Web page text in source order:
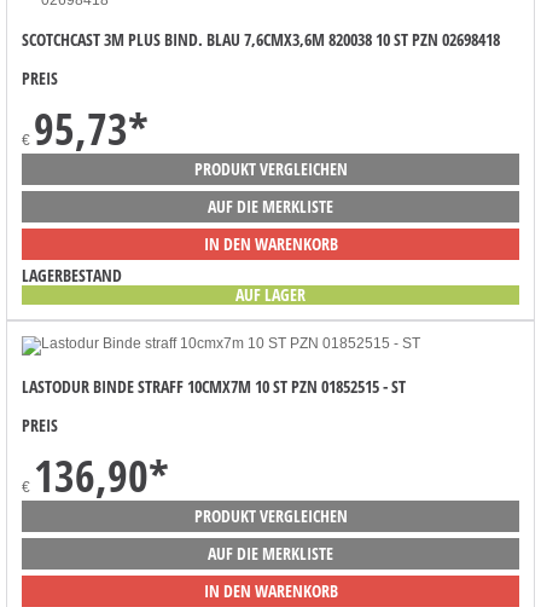
SCOTCHCAST 3M PLUS BIND. BLAU 7,6CMX3,6M 820038 10 ST PZN 02698418
PREIS
€ 95,73*
PRODUKT VERGLEICHEN
AUF DIE MERKLISTE
IN DEN WARENKORB
LAGERBESTAND
AUF LAGER
LASTODUR BINDE STRAFF 10CMX7M 10 ST PZN 01852515 - ST
PREIS
€ 136,90*
PRODUKT VERGLEICHEN
AUF DIE MERKLISTE
IN DEN WARENKORB